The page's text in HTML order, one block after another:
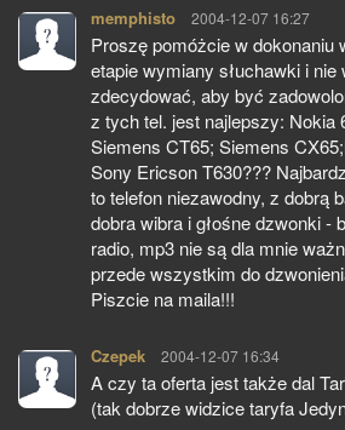
memphisto pisze:
2004-12-07 16:27
Proszę pomóżcie w dokonaniu
etapie wymiany słuchawki i nie
zdecydować, aby być
z tych tel. jest najlepszy: Nokia
Siemens CT65; Siemens
Sony Ericson T630???
to telefon niezawodny, z dobrą
dobra wibra i głośne dzwonki -
radio, mp3 nie są dla mnie
przede wszystkim do
Piszcie na maila!!!
Czepek pisze:
2004-12-07 16:34
A czy ta oferta jest także dal
(tak dobrze widzice taryfa